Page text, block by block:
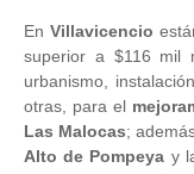
En Villavicencio
superior a $116 mil
urbanismo,
otras, para el
Las Malocas;
Alto de Pompeya y